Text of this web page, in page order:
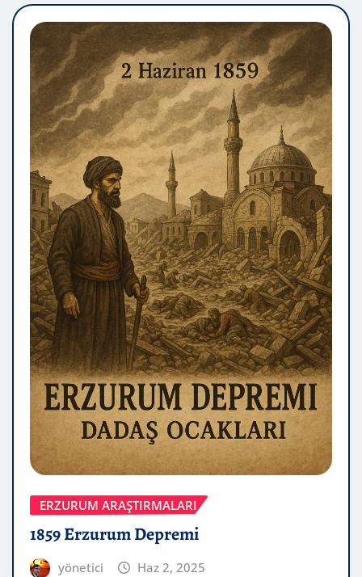
ERZURUM ARAŞTIRMALARI
1859 Erzurum Depremi
yönetici Haz 2, 2025